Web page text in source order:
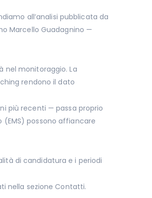
all’analisi pubblicata da
Marcello Guadagnino —
nel monitoraggio. La
rendono il dato
più recenti — passa proprio
possono affiancare
di candidatura e i periodi
nella sezione Contatti.